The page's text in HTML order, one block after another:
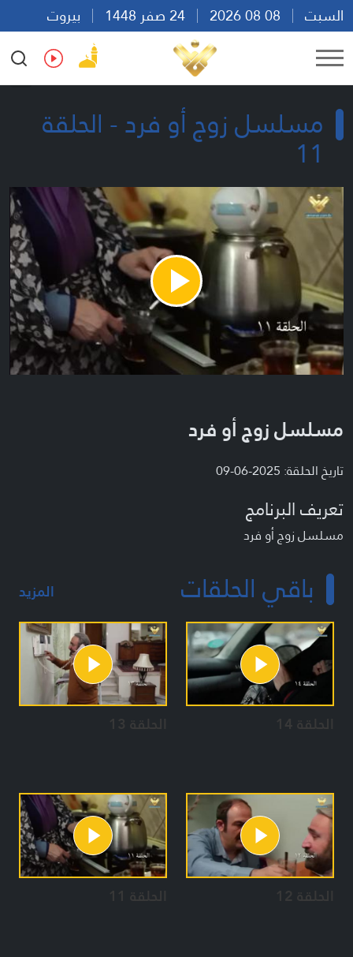
السبت
بيروت
13:09
Ar En Fr Es
مسلسل زوج أو فرد - الحلقة
11
Play
Video
مسلسل زوج أو فرد
تاريخ الحلقة: 2025-06-09
تعريف البرنامج
مسلسل زوج أو فرد
باقي الحلقات المزيد
الحلقة 14 الحلقة 13
الحلقة 12 الحلقة 11